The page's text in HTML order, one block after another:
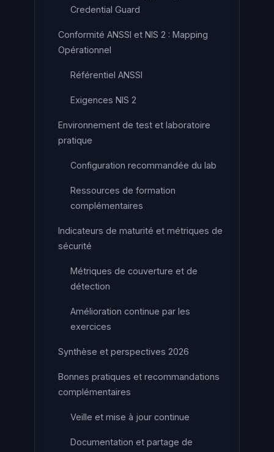
Credential Guard
Conformité ANSSI et NIS 2 : Mapping
Opérationnel
Référentiel ANSSI
Exigences NIS 2
Environnement de test et laboratoire
pratique
Configuration recommandée du lab
Ressources de formation
complémentaires
Indicateurs de maturité et métriques de
sécurité
Métriques de couverture et de
détection
Amélioration continue par les
exercices
Synthèse et perspectives 2026
Bonnes pratiques et recommandations
complémentaires
Veille et mise à jour continue
Documentation et partage de